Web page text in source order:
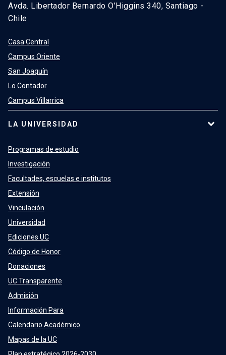
Avda. Libertador Bernardo O’Higgins 340, Santiago -
Chile
Casa Central
Campus Oriente
San Joaquín
Lo Contador
Campus Villarrica
LA UNIVERSIDAD
Programas de estudio
Investigación
Facultades, escuelas e institutos
Extensión
Vinculación
Universidad
Ediciones UC
Código de Honor
Donaciones
UC Transparente
Admisión
Información Para
Calendario Académico
Mapas de la UC